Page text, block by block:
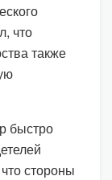
что
также
быстро
стороны